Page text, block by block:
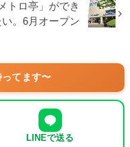
トロ亭」ができ
い。6月オープン
てます〜
LINEで送る